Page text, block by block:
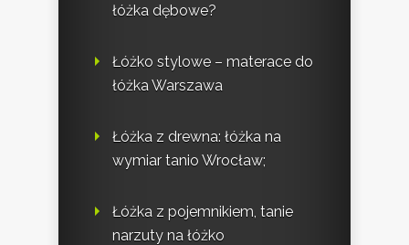
łóżka dębowe?
Łóżko stylowe – materace do
łóżka Warszawa
Łóżka z drewna: łóżka na
wymiar tanio Wrocław;
Łóżka z pojemnikiem, tanie
narzuty na łóżko